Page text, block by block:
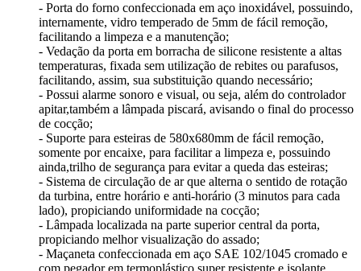
- Porta do forno confeccionada em aço inoxidável, possuindo,
internamente, vidro temperado de 5mm de fácil remoção,
facilitando a limpeza e a manutenção;
- Vedação da porta em borracha de silicone resistente a altas
temperaturas, fixada sem utilização de rebites ou parafusos,
facilitando, assim, sua substituição quando necessário;
- Possui alarme sonoro e visual, ou seja, além do controlador
apitar,também a lâmpada piscará, avisando o final do processo
de cocção;
- Suporte para esteiras de 580x680mm de fácil remoção,
somente por encaixe, para facilitar a limpeza e, possuindo
ainda,trilho de segurança para evitar a queda das esteiras;
- Sistema de circulação de ar que alterna o sentido de rotação
da turbina, entre horário e anti-horário (3 minutos para cada
lado), propiciando uniformidade na cocção;
- Lâmpada localizada na parte superior central da porta,
propiciando melhor visualização do assado;
- Maçaneta confeccionada em aço SAE 102/1045 cromado e